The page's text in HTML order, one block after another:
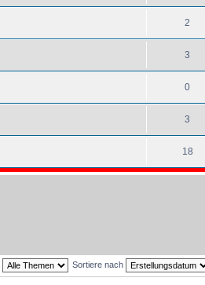
2
3
0
3
18
Sortiere nach